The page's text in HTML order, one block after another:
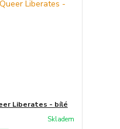
Liberates - bílé
Skladem